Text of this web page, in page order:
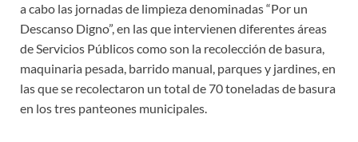
a cabo las jornadas de limpieza denominadas “Por un
Descanso Digno”, en las que intervienen diferentes áreas
de Servicios Públicos como son la recolección de basura,
maquinaria pesada, barrido manual, parques y jardines, en
las que se recolectaron un total de 70 toneladas de basura
en los tres panteones municipales.